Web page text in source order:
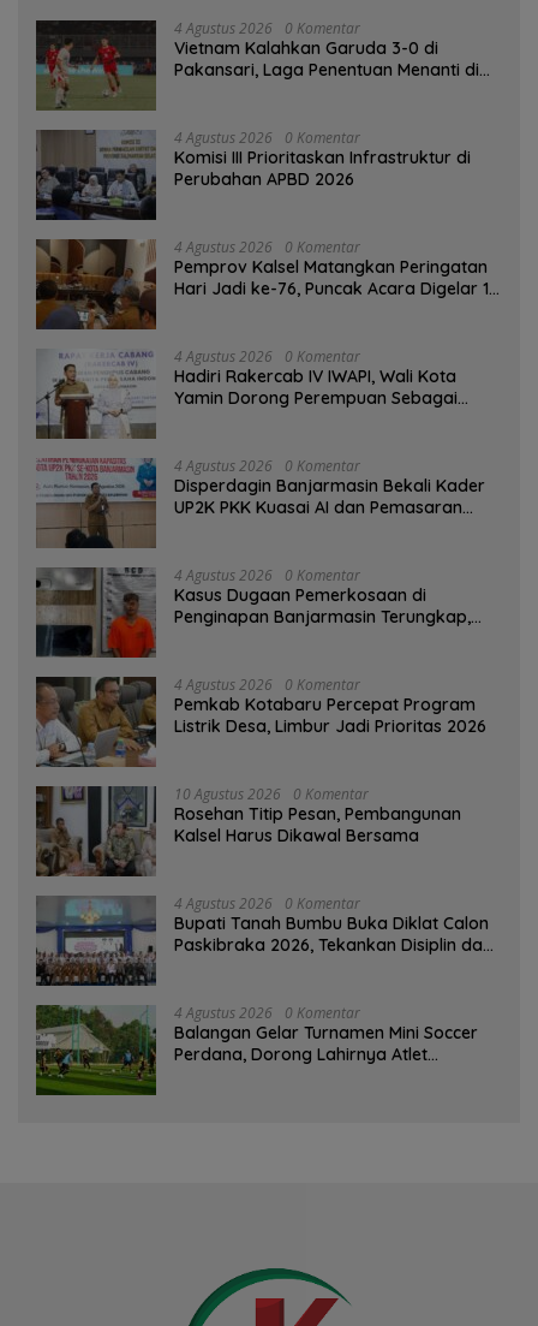
4 Agustus 2026 0 Komentar
Vietnam Kalahkan Garuda 3-0 di
Pakansari, Laga Penentuan Menanti di
4 Agustus 2026 0 Komentar
‎Komisi III Prioritaskan Infrastruktur di
Perubahan APBD 2026
4 Agustus 2026 0 Komentar
Pemprov Kalsel Matangkan Peringatan
Hari Jadi ke-76, Puncak Acara Digelar 13
4 Agustus 2026 0 Komentar
Hadiri Rakercab IV IWAPI, Wali Kota
Yamin Dorong Perempuan Sebagai
4 Agustus 2026 0 Komentar
Disperdagin Banjarmasin Bekali Kader
UP2K PKK Kuasai AI dan Pemasaran
4 Agustus 2026 0 Komentar
Kasus Dugaan Pemerkosaan di
Penginapan Banjarmasin Terungkap,
4 Agustus 2026 0 Komentar
Pemkab Kotabaru Percepat Program
Listrik Desa, Limbur Jadi Prioritas 2026
10 Agustus 2026 0 Komentar
Rosehan Titip Pesan, Pembangunan
Kalsel Harus Dikawal Bersama
4 Agustus 2026 0 Komentar
Bupati Tanah Bumbu Buka Diklat Calon
Paskibraka 2026, Tekankan Disiplin dan
4 Agustus 2026 0 Komentar
Balangan Gelar Turnamen Mini Soccer
Perdana, Dorong Lahirnya Atlet